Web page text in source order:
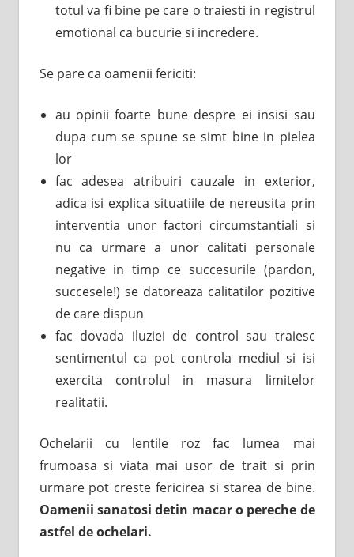
totul va fi bine pe care o traiesti in registrul
emotional ca bucurie si incredere.
Se pare ca oamenii fericiti:
au opinii foarte bune despre ei insisi sau
dupa cum se spune se simt bine in pielea
lor
fac adesea atribuiri cauzale in exterior,
adica isi explica situatiile de nereusita prin
interventia unor factori circumstantiali si
nu ca urmare a unor calitati personale
negative in timp ce succesurile (pardon,
succesele!) se datoreaza calitatilor pozitive
de care dispun
fac dovada iluziei de control sau traiesc
sentimentul ca pot controla mediul si isi
exercita controlul in masura limitelor
realitatii.
Ochelarii cu lentile roz fac lumea mai
frumoasa si viata mai usor de trait si prin
urmare pot creste fericirea si starea de bine.
Oamenii sanatosi detin macar o pereche de
astfel de ochelari.